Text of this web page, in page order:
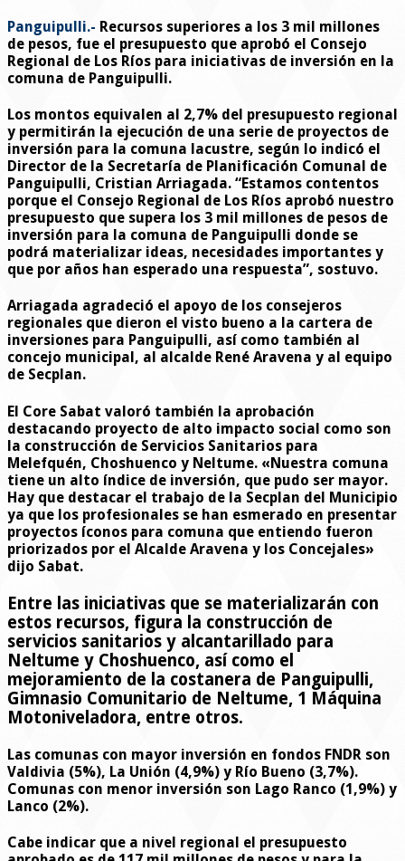
Panguipulli.- Recursos superiores a los 3 mil millones
de pesos, fue el presupuesto que aprobó el Consejo
Regional de Los Ríos para iniciativas de inversión en la
comuna de Panguipulli.
Los montos equivalen al 2,7% del presupuesto regional
y permitirán la ejecución de una serie de proyectos de
inversión para la comuna lacustre, según lo indicó el
Director de la Secretaría de Planificación Comunal de
Panguipulli, Cristian Arriagada. “Estamos contentos
porque el Consejo Regional de Los Ríos aprobó nuestro
presupuesto que supera los 3 mil millones de pesos de
inversión para la comuna de Panguipulli donde se
podrá materializar ideas, necesidades importantes y
que por años han esperado una respuesta”, sostuvo.
Arriagada agradeció el apoyo de los consejeros
regionales que dieron el visto bueno a la cartera de
inversiones para Panguipulli, así como también al
concejo municipal, al alcalde René Aravena y al equipo
de Secplan.
El Core Sabat valoró también la aprobación
destacando proyecto de alto impacto social como son
la construcción de Servicios Sanitarios para
Melefquén, Choshuenco y Neltume. «Nuestra comuna
tiene un alto índice de inversión, que pudo ser mayor.
Hay que destacar el trabajo de la Secplan del Municipio
ya que los profesionales se han esmerado en presentar
proyectos íconos para comuna que entiendo fueron
priorizados por el Alcalde Aravena y los Concejales»
dijo Sabat.
Entre las iniciativas que se materializarán con
estos recursos, figura la construcción de
servicios sanitarios y alcantarillado para
Neltume y Choshuenco, así como el
mejoramiento de la costanera de Panguipulli,
Gimnasio Comunitario de Neltume, 1 Máquina
Motoniveladora, entre otros.
Las comunas con mayor inversión en fondos FNDR son
Valdivia (5%), La Unión (4,9%) y Río Bueno (3,7%).
Comunas con menor inversión son Lago Ranco (1,9%) y
Lanco (2%).
Cabe indicar que a nivel regional el presupuesto